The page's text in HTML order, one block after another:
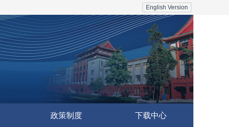
English Version
政策制度 下载中心